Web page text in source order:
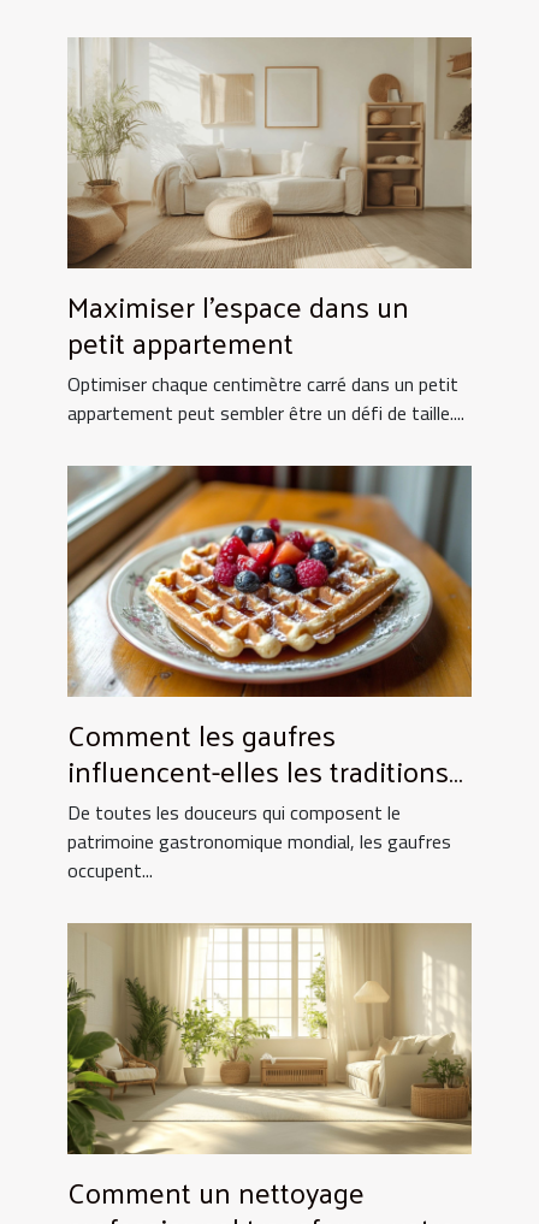
Maximiser l'espace dans un
petit appartement
Optimiser chaque centimètre carré dans un petit
appartement peut sembler être un défi de taille....
Comment les gaufres
influencent-elles les traditions
culinaires ?
De toutes les douceurs qui composent le
patrimoine gastronomique mondial, les gaufres
occupent...
Comment un nettoyage